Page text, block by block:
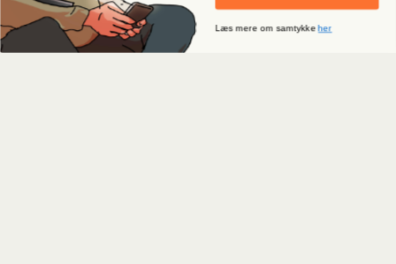
Læs mere om samtykkeher